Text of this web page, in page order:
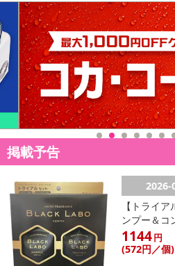
【発送・お届け・商品について】
※お申込み頂きました商品の同梱、
ます。
※お客様のご都合でお受取りいただ
金はいたしかねます。
また、お届け日時のご指定は、お受
不在票にてご対応ください。
※発送予定日は前後する場合がござい
日が異なります。
※dショッピングサンプル百貨店より
だいた後のご感想をいただくことを
禁じます。
転売等、目的以外での利用が確認さ
止させていただきます。
【配送伝票番号について】
※こちらの商品については商品の発送
掲載予告
2026-
【トライ
ンプー＆コ
1144円
(572円 ／個)